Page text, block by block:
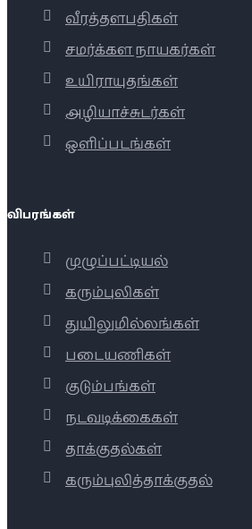
வீரத்தளபதிகள்
சமர்க்கள நாயகர்கள்
உயிராயுதங்கள்
அழியாச்சுடர்கள்
ஒளிப்படங்கள்
விபரங்கள்
முழுப்பட்டியல்
கரும்புலிகள்
துயிலுமில்லங்கள்
படையணிகள்
குடும்பங்கள்
நடவடிக்கைகள்
தாக்குதல்கள்
கரும்புலித்தாக்குதல்